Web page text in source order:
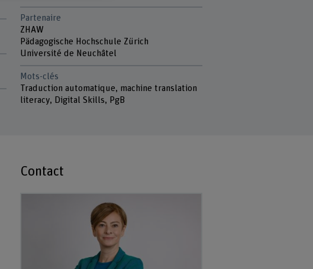
Partenaire
ZHAW
Pädagogische Hochschule Zürich
Université de Neuchâtel
Mots-clés
Traduction automatique, machine translation
literacy, Digital Skills, PgB
Contact